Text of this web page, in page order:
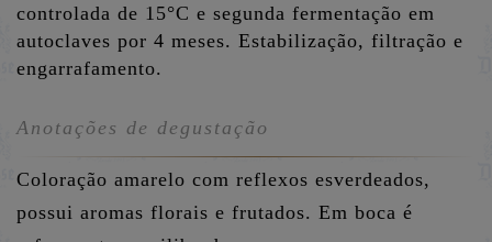
controlada de 15°C e segunda fermentação em
autoclaves por 4 meses. Estabilização, filtração e
engarrafamento.
Anotações de degustação
Coloração amarelo com reflexos esverdeados,
possui aromas florais e frutados. Em boca é